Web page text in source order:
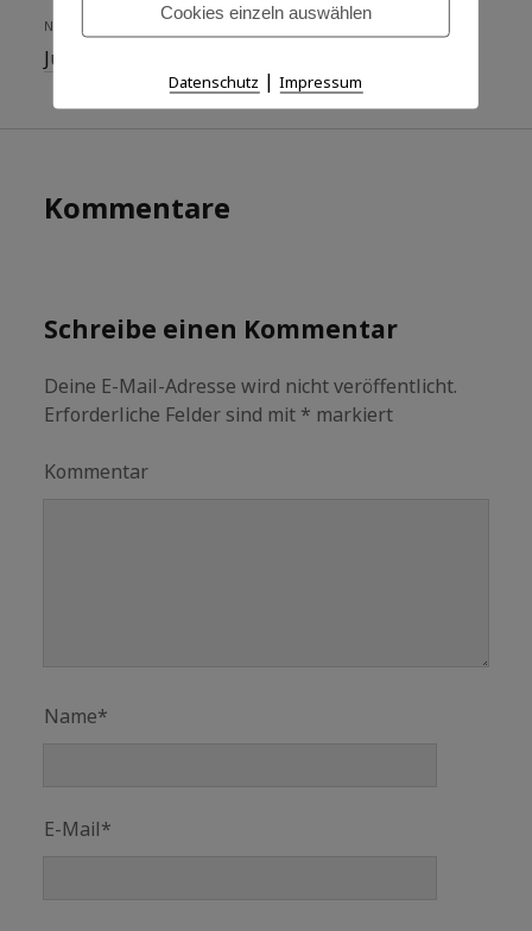
NÄCHSTER BEITRAG
Jugendwort des Jahres 2010
Kommentare
Schreibe einen Kommentar
Deine E-Mail-Adresse wird nicht veröffentlicht.
Erforderliche Felder sind mit * markiert
Kommentar
Name*
E-Mail*
Cookies einzeln auswählen
Datenschutz |Impressum